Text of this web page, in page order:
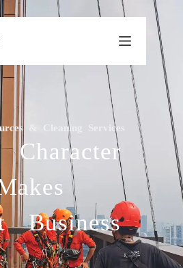
& Cleaning Services
Character
Business